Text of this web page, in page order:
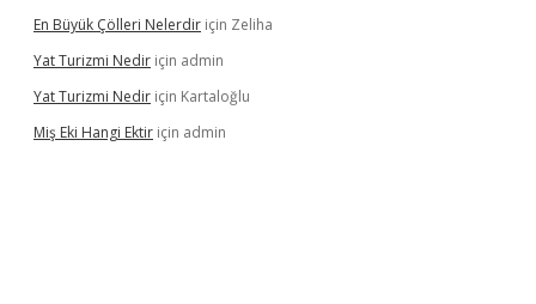
En Büyük Çölleri Nelerdir için Zeliha
Yat Turizmi Nedir için admin
Yat Turizmi Nedir için Kartaloğlu
Miş Eki Hangi Ektir için admin